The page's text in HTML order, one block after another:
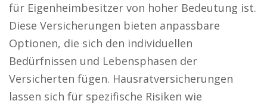
für Eigenheimbesitzer von hoher Bedeutung ist.
Diese Versicherungen bieten anpassbare
Optionen, die sich den individuellen
Bedürfnissen und Lebensphasen der
Versicherten fügen. Hausratversicherungen
lassen sich für spezifische Risiken wie